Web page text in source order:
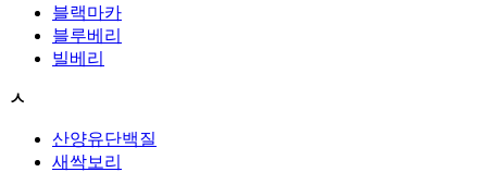
블랙마카
블루베리
빌베리
ㅅ
산양유단백질
새싹보리